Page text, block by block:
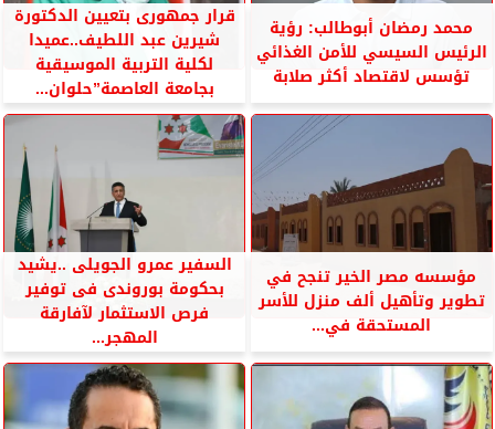
محمد رمضان أبوطالب: رؤية
الرئيس السيسي للأمن الغذائي
تؤسس لاقتصاد أكثر صلابة
قرار جمهورى بتعيين الدكتورة
شيرين عبد اللطيف..عميدا
لكلية التربية الموسيقية
بجامعة العاصمة”حلوان...
مؤسسه مصر الخير تنجح في
تطوير وتأهيل ألف منزل للأسر
المستحقة في...
السفير عمرو الجويلى ..يشيد
بحكومة بوروندى فى توفير
فرص الاستثمار لآفارقة
المهجر...